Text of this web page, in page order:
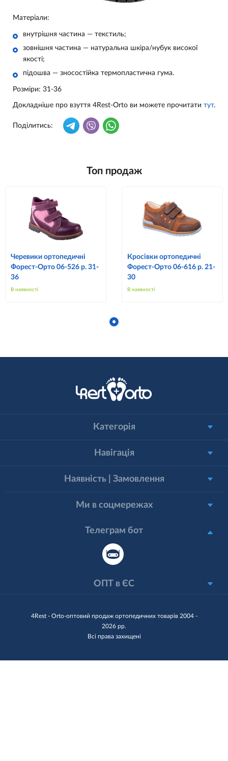
Матеріали:
внутрішня частина — текстиль;
зовнішня частина — натуральна шкіра/нубук високої
якості;
підошва — зносостійка термопластична гума.
Розміри: 31-36
Докладніше про взуття 4Rest-Orto ви можете прочитати тут.
Поділитись:
Топ продаж
Черевики ортопедичні
Форест-Орто 06-526 р. 31-
36
В наявності
Кросівки ортопедичні
Форест-Орто 06-616 р. 21-
30
В наявності
4Rest - Orto-оптовий продаж ортопедичних товарів 2004 -
2026 рр.
Всі права захищені
Категорія
Навігація
Наявність | Замовлення
Ми в соцмережах
Телеграм бот
ОПТ в ЄС